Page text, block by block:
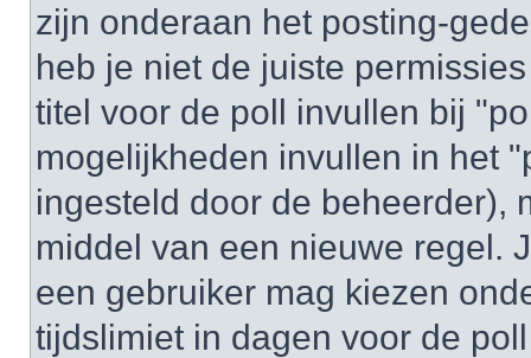
zijn onderaan het posting-
heb je niet de juiste
titel voor de poll invullen bij
mogelijkheden invullen in het
ingesteld door de beheerder),
middel van een nieuwe regel.
een gebruiker mag kiezen
tijdslimiet in dagen voor de